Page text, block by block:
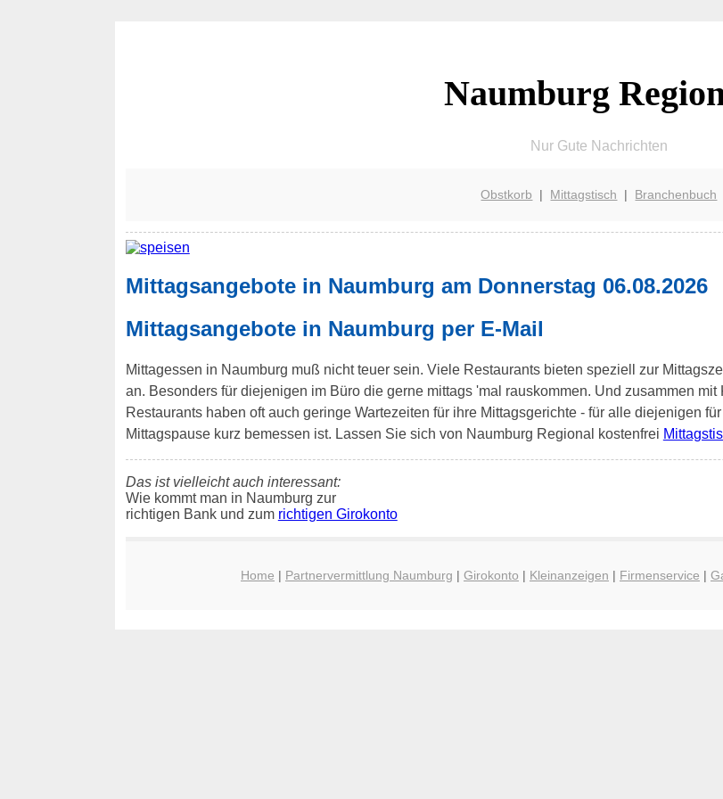
Naumburg
Nur Gute Nachrichten
Obstkorb | Mittagstisch | Branchenbuch
Mittagsangebote in Naumburg am Donnerstag 06.08.2026
Mittagsangebote in Naumburg per E-Mail
Mittagessen in Naumburg muß nicht teuer sein. Viele Restaurants bieten speziell zur
an. Besonders für diejenigen im Büro die gerne mittags 'mal rauskommen. Und zusammen
Restaurants haben oft auch geringe Wartezeiten für ihre Mittagsgerichte - für alle diejenigen
Mittagspause kurz bemessen ist. Lassen Sie sich von Naumburg Regional kostenfrei
Das ist vielleicht auch interessant:
Wie kommt man in Naumburg zur
richtigen Bank und zum richtigen Girokonto
Home | Partnervermittlung Naumburg | Girokonto | Kleinanzeigen | Firmenservice |